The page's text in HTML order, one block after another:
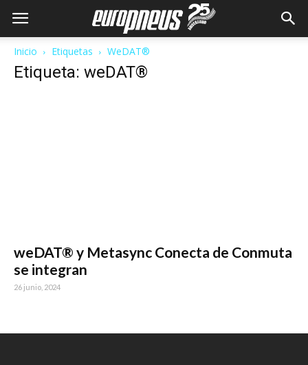
Inicio Etiquetas WeDAT®
Etiqueta: weDAT®
weDAT® y Metasync Conecta de Conmuta
se integran
26 junio, 2024